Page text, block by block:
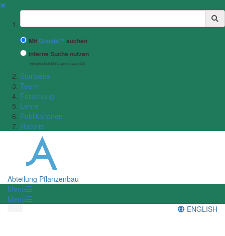
✖
Suchbegriff
MitGoogle™ suchen
Interne Suche nutzen
(eingeschränkte Ergebnisqualität)
Startseite
Team
Forschung
Lehre
Publikationen
Historie
Abteilung Pflanzenbau
Menü
Menü
ENGLISH